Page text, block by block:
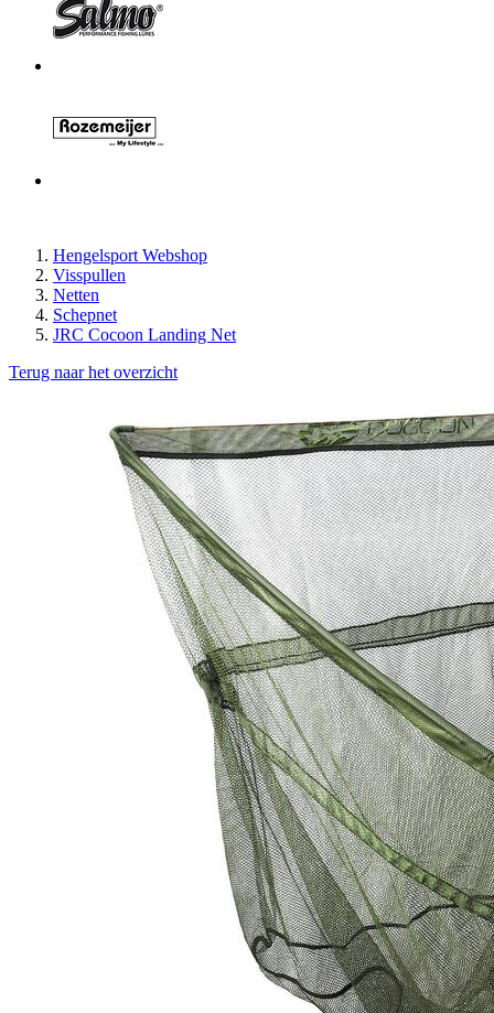
Hengelsport Webshop
Visspullen
Netten
Schepnet
JRC Cocoon Landing Net
Terug naar het overzicht